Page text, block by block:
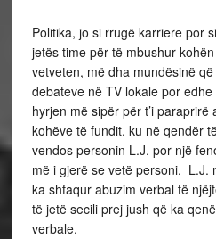
Politika, jo si rrugë karriere por
jetës time për të mbushur
vetveten, më dha mundësinë
debateve në TV lokale por
hyrjen më sipër për t’i
kohëve të fundit. ku në qendër
vendos personin L.J. por një
më i gjerë se vetë personi. L.J.
ka shfaqur abuzim verbal të
të jetë secili prej jush që ka
verbale.